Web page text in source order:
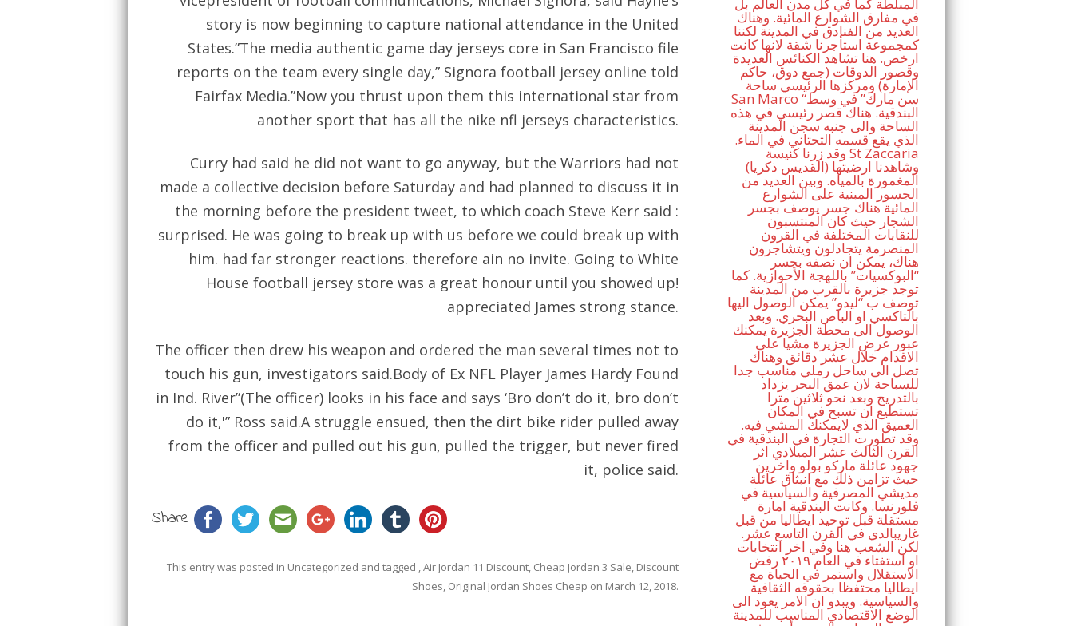
story is now beginning to capture national attendance in the United
States.”The media authentic game day jerseys core in San Francisco file
reports on the team every single day,” Signora football jersey online told
Fairfax Media.”Now you thrust upon them this international star from
another sport that has all the nike nfl jerseys characteristics.
Curry had said he did not want to go anyway, but the Warriors had not
made a collective decision before Saturday and had planned to discuss it in
the morning before the president tweet, to which coach Steve Kerr said :
surprised. He was going to break up with us before we could break up with
him. had far stronger reactions. therefore ain no invite. Going to White
House football jersey store was a great honour until you showed up!
appreciated James strong stance.
The officer then drew his weapon and ordered the man several times not to
touch his gun, investigators said.Body of Ex NFL Player James Hardy Found
in Ind. River”(The officer) looks in his face and says ‘Bro don’t do it, bro don’t
do it,'” Ross said.A struggle ensued, then the dirt bike rider pulled away
from the officer and pulled out his gun, pulled the trigger, but never fired
it, police said.
Share
This entry was posted in Uncategorized and tagged ,Air Jordan 11 Discount, Cheap Jordan 3 Sale, Discount
Shoes, Original Jordan Shoes Cheap on March 12, 2018.
المبلطة كما في كل مدن العالم بل
في مفارق الشوارع المائية. وهناك
العديد من الفنادق في المدينة لكننا
كمجموعة استأجرنا شقة لانها كانت
ارخص. هنا تشاهد الكنائس العديدة
وقصور الدوقات (جمع دوق، حاكم
الإمارة) ومركزها الرئيسي ساحة
San Marco “سن مارك” في وسط
البندقية. هناك قصر رئيسي في هذه
الساحة والى جنبه سجن المدينة
الذي يقع قسمه التحتاني في الماء.
وقد زرنا كنيسة St Zaccaria
(القديس ذكريا) وشاهدنا ارضيتها
المغمورة بالمياه. وبين العديد من
الجسور المبنية على الشوارع
المائية هناك جسر يوصف بجسر
الشجار حيث كان المنتسبون
للنقابات المختلفة في القرون
المنصرمة يتجادلون ويتشاجرون
هناك، يمكن ان نصفه بجسر
“البوكسيات” باللهجة الأحوازية. كما
توجد جزيرة بالقرب من المدينة
توصف ب “ليدو” يمكن الوصول اليها
بالتاكسي او الباص البحري. وبعد
الوصول الى محطة الجزيرة يمكنك
عبور عرض الجزيرة مشيا على
الاقدام خلال عشر دقائق وهناك
تصل الى ساحل رملي مناسب جدا
للسباحة لان عمق البحر يزداد
بالتدريج وبعد نحو ثلاثين مترا
تستطيع ان تسبح في المكان
العميق الذي لايمكنك المشي فيه.
وقد تطورت التجارة في البندقية في
القرن الثالث عشر الميلادي اثر
جهود عائلة ماركو بولو واخرين
حيث تزامن ذلك مع انبثاق عائلة
مديشي المصرفية والسياسية في
فلورنسا. وكانت البندقية امارة
مستقلة قبل توحيد ايطاليا من قبل
غاريبالدي في القرن التاسع عشر.
لكن الشعب هنا وفي اخر انتخابات
او استفتاء في العام ٢٠١٩ رفض
الاستقلال واستمر في الحياة مع
ايطاليا محتفظا بحقوقه الثقافية
والسياسية. ويبدو ان الامر يعود الى
الوضع الاقتصادي المناسب للمدينة